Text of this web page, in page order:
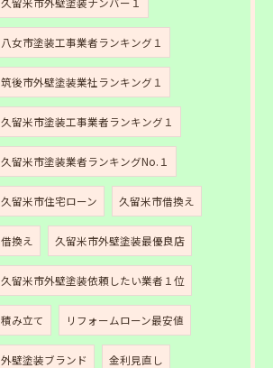
八女市塗装工事業者ランキング１
筑後市外壁塗装業社ランキング１
久留米市塗装工事業者ランキング１
久留米市塗装業者ランキングNo.１
久留米市住宅ローン 久留米市借換え
借換え 久留米市外壁塗装最優良店
久留米市外壁塗装依頼したい業者１位
積み立て リフォームローン最安値
外壁塗装ブランド 金利見直し